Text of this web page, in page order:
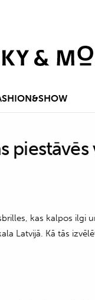
piestāvēs
kas kalpos ilgi
Latvijā. Kā tās